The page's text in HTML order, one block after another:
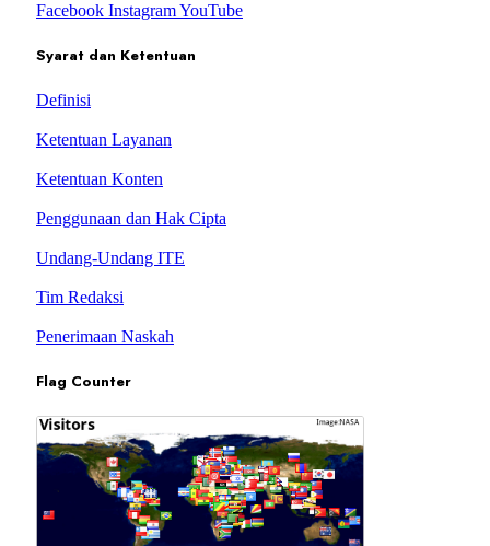
Facebook InstagramYouTube
Syarat dan Ketentuan
Definisi
Ketentuan Layanan
Ketentuan Konten
Penggunaan dan Hak Cipta
Undang-Undang ITE
Tim Redaksi
Penerimaan Naskah
Flag Counter